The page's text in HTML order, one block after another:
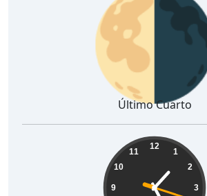
Último Cuarto
12
1
2
3
9
10
11